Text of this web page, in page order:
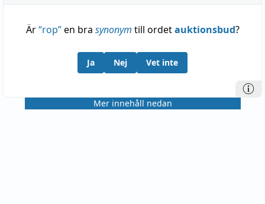
Är“rop”en bra synonym till ordetauktionsbud?
Ja Nej Vet inte
Mer innehåll nedan